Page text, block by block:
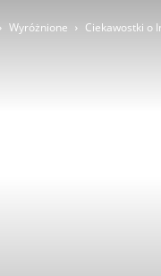
Wyróżnione Ciekawostki o